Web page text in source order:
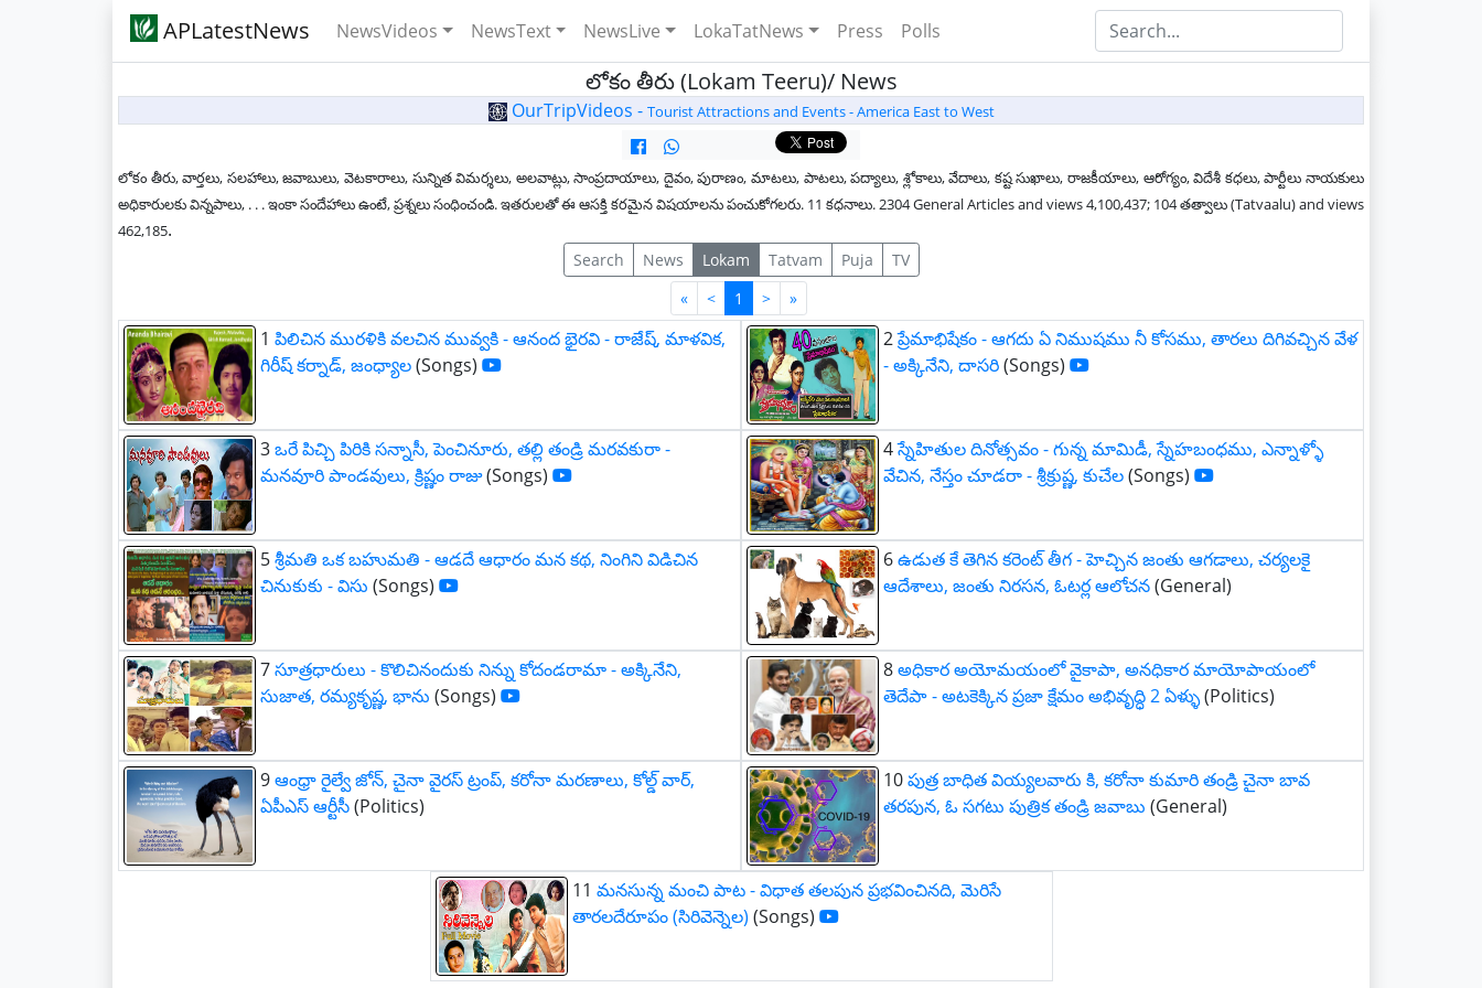
APLatestNews NewsVideos NewsText NewsLive LokaTatNews Press Polls
లోకం తీరు (Lokam Teeru)/ News
OurTripVideos - Tourist Attractions and Events - America East to West
లోకం తీరు, వార్తలు, సలహాలు, జవాబులు, వెటకారాలు, సున్నిత విమర్శలు, అలవాట్లు, సాంప్రదాయాలు, దైవం, పురాణం, మాటలు, పాటలు, పద్యాలు, శ్లోకాలు, వేదాలు, కష్ట సుఖాలు, రాజకీయాలు, ఆరోగ్యం, విదేశీ కధలు, పార్టీలు నాయకులు
అధికారులకు విన్నపాలు, . . . ఇంకా సందేహాలు ఉంటే, ప్రశ్నలు సంధించండి. ఇతరులతో ఈ ఆసక్తి కరమైన విషయాలను పంచుకోగలరు. 11 కధనాలు. 2304 General Articles and views 4,100,437; 104 తత్వాలు (Tatvaalu) and views
462,185.
Search News Lokam Tatvam Puja
TV
«First
< 1 > »Last
1 పిలిచిన మురళికి వలచిన మువ్వకి - ఆనంద భైరవి - రాజేష్, మాళవిక,
గిరీష్ కర్నాడ్, జంధ్యాల(Songs)
2ప్రేమాభిషేకం - ఆగదు ఏ నిముషము నీ కోసము, తారలు దిగివచ్చిన వేళ
- అక్కినేని, దాసరి(Songs)
3ఒరే పిచ్చి పిరికి సన్నాసీ, పెంచినూరు, తల్లి తండ్రి మరవకురా -
మనవూరి పాండవులు, క్రిష్ణం రాజు(Songs)
4స్నేహితుల దినోత్సవం - గున్న మామిడీ, స్నేహబంధము, ఎన్నాళ్ళో
వేచిన, నేస్తం చూడరా - శ్రీక్రుష్ణ, కుచేల(Songs)
5శ్రీమతి ఒక బహుమతి - ఆడదే ఆధారం మన కథ, నింగిని విడిచిన
చినుకుకు - విసు (Songs)
6ఉడుత కే తెగిన కరెంట్ తీగ - హెచ్చిన జంతు ఆగడాలు, చర్యలకై
ఆదేశాలు, జంతు నిరసన, ఓటర్ల ఆలోచన(General)
7సూత్రధారులు - కొలిచినందుకు నిన్ను కోదండరామా - అక్కినేని,
సుజాత, రమ్యకృష్ణ, భాను (Songs)
8అధికార అయోమయంలో వైకాపా, అనధికార మాయోపాయంలో
తెదేపా - అటకెక్కిన ప్రజా క్షేమం అభివృద్ధి 2 ఏళ్ళు(Politics)
9ఆంధ్రా రైల్వే జోన్, చైనా వైరస్ ట్రంప్, కరోనా మరణాలు, కోల్డ్ వార్,
ఏపీఎస్ ఆర్టీసీ(Politics)
10పుత్ర బాధిత వియ్యలవారు కి, కరోనా కుమారి తండ్రి చైనా బావ
తరపున, ఓ సగటు పుత్రిక తండ్రి జవాబు (General)
11 మనసున్న మంచి పాట - విధాత తలపున ప్రభవించినది, మెరిసే
తారలదేరూపం (సిరివెన్నెల) (Songs)